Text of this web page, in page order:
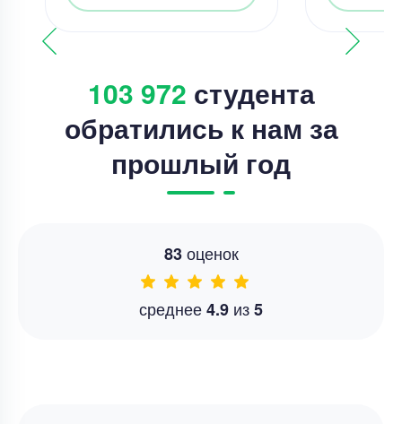
103 972 студента
обратились к нам за
прошлый год
83оценок
среднее4.9 из5